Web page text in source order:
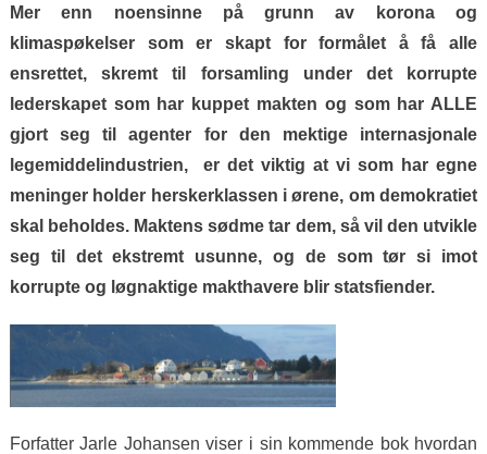
Mer enn noensinne på grunn av korona og
klimaspøkelser som er skapt for formålet å få alle
ensrettet, skremt til forsamling under det korrupte
lederskapet som har kuppet makten og som har ALLE
gjort seg til agenter for den mektige internasjonale
legemiddelindustrien, er det viktig at vi som har egne
meninger holder herskerklassen i ørene, om demokratiet
skal beholdes. Maktens sødme tar dem, så vil den utvikle
seg til det ekstremt usunne, og de som tør si imot
korrupte og løgnaktige makthavere blir statsfiender.
Forfatter Jarle Johansen viser i sin kommende bok hvordan